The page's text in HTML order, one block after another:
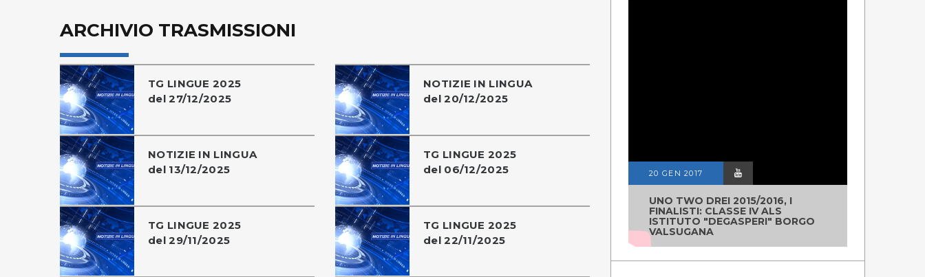
ARCHIVIO TRASMISSIONI
TG LINGUE 2025
del 27/12/2025
NOTIZIE IN LINGUA
del 20/12/2025
NOTIZIE IN LINGUA
del 13/12/2025
TG LINGUE 2025
del 06/12/2025
TG LINGUE 2025
del 29/11/2025
TG LINGUE 2025
del 22/11/2025
20 GEN 2017
UNO TWO DREI 2015/2016, I
FINALISTI: CLASSE IV ALS
ISTITUTO "DEGASPERI" BORGO
VALSUGANA